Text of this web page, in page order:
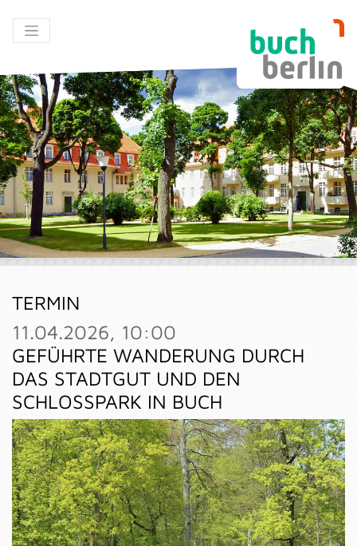
TERMIN
11.04.2026, 10:00
GEFÜHRTE WANDERUNG DURCH
DAS STADTGUT UND DEN
SCHLOSSPARK IN BUCH